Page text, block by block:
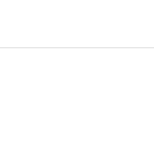
bem equipada,
de navegação do
impecável e